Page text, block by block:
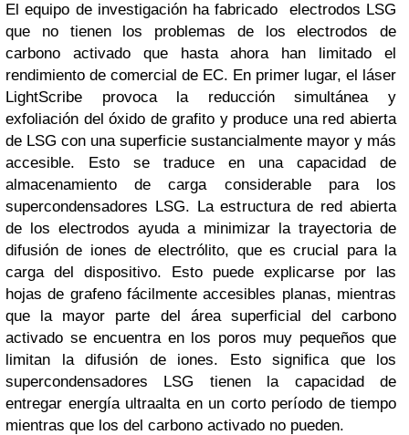
El equipo de investigación ha fabricado electrodos LSG
que no tienen los problemas de los electrodos de
carbono activado que hasta ahora han limitado el
rendimiento de comercial de EC. En primer lugar, el láser
LightScribe provoca la reducción simultánea y
exfoliación del óxido de grafito y produce una red abierta
de LSG con una superficie sustancialmente mayor y más
accesible. Esto se traduce en una capacidad de
almacenamiento de carga considerable para los
supercondensadores LSG. La estructura de red abierta
de los electrodos ayuda a minimizar la trayectoria de
difusión de iones de electrólito, que es crucial para la
carga del dispositivo. Esto puede explicarse por las
hojas de grafeno fácilmente accesibles planas, mientras
que la mayor parte del área superficial del carbono
activado se encuentra en los poros muy pequeños que
limitan la difusión de iones. Esto significa que los
supercondensadores LSG tienen la capacidad de
entregar energía ultraalta en un corto período de tiempo
mientras que los del carbono activado no pueden.